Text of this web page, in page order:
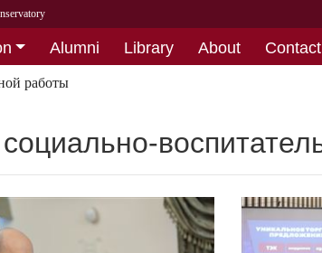
Alumni Library About Contact
работы